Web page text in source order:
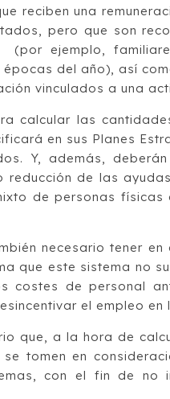
reciben una
pero que son
(por ejemplo,
del año), así
vinculados a una
calcular las
en sus Planes
Y, además,
reducción de las
de personas
necesario tener
que este sistema no
costes de personal
el empleo
que, a la hora de
tomen en
con el fin de no